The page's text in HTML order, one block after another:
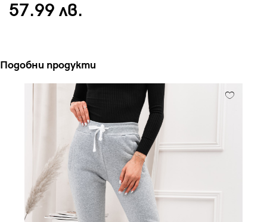
57.99 лв.
Подобни продукти